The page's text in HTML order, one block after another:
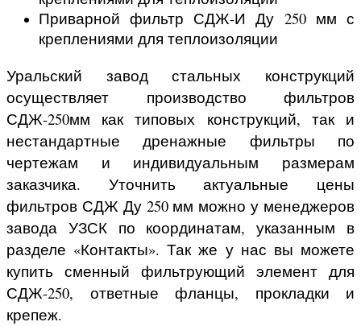
Приварной фильтр СДЖ-И Ду 250 мм с
креплениями для теплоизоляции
Уральский завод стальных конструкций
осуществляет производство фильтров
СДЖ-250мм как типовых конструкций, так и
нестандартные дренажные фильтры по
чертежам и индивидуальным размерам
заказчика. Уточнить актуальные цены
фильтров СДЖ Ду 250 мм можно у менеджеров
завода УЗСК по координатам, указанным в
разделе «Контакты». Так же у нас вы можете
купить сменный фильтрующий элемент для
СДЖ-250, ответные фланцы, прокладки и
крепеж.